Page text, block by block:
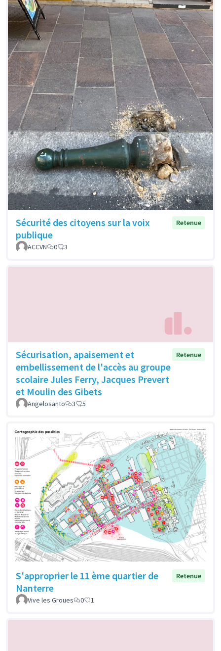
Sécurité des citoyens sur la voix
publique
Retenue
ACCVN 0 3
Sécurisation, apaisement et
embellissement de l'accès au groupe
scolaire Jules Ferry, Jacques Prevert
et Moulin des Gibets
Retenue
Angelosanto 3 5
S'approprier le 11 ème quartier de
Nanterre
Retenue
Vive les Groues 0 1